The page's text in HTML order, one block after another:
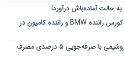
به حالت آماده‌باش درآورد!
بازی با جان مردم وسط خیابان؛ کورس راننده BMW و راننده کامیون در
افزایش ۳۰ درصدی صادرات پتروشیمی با صرفه‌جویی ۵ درصدی مصرف